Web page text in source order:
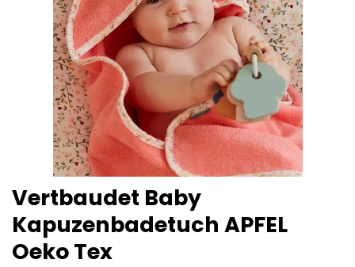
Vertbaudet Baby
Kapuzenbadetuch APFEL
Oeko Tex